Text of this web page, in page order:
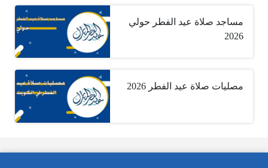
مساجد صلاة عيد الفطر حولي
2026
مصليات صلاة عيد الفطر 2026